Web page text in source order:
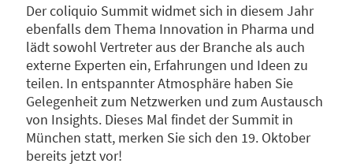
Der coliquio Summit widmet sich in diesem Jahr
ebenfalls dem Thema Innovation in Pharma und
lädt sowohl Vertreter aus der Branche als auch
externe Experten ein, Erfahrungen und Ideen zu
teilen. In entspannter Atmosphäre haben Sie
Gelegenheit zum Netzwerken und zum Austausch
von Insights. Dieses Mal findet der Summit in
München statt, merken Sie sich den 19. Oktober
bereits jetzt vor!